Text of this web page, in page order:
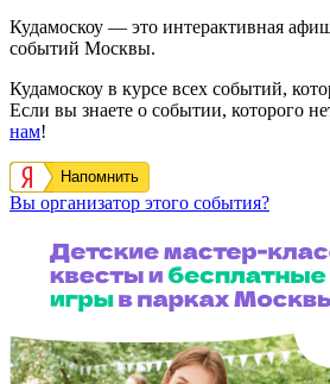
Кудамоскоу — это интерактивная
событий Москвы.
Кудамоскоу в курсе всех событий,
Если вы знаете о событии, которого
нам!
Напомнить
Вы организатор этого события?